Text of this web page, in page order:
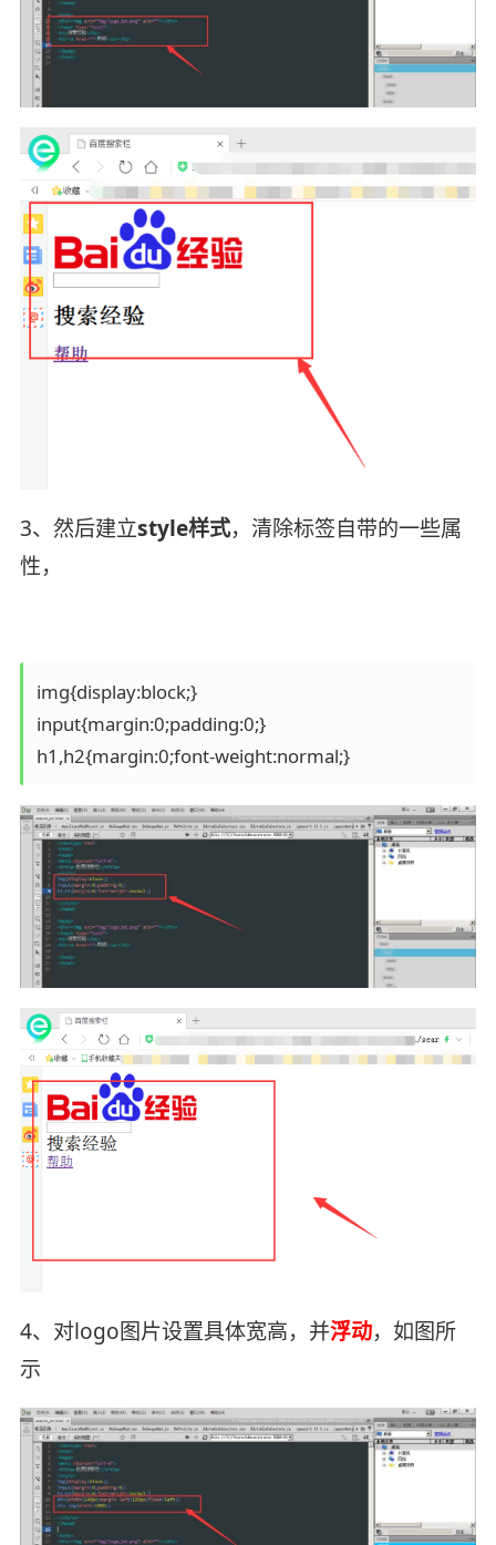
3、然后建立style样式，清除标签自带的一些属
性，
img{display:block;}
input{margin:0;padding:0;}
h1,h2{margin:0;font-weight:normal;}
4、对logo图片设置具体宽高，并浮动，如图所
示